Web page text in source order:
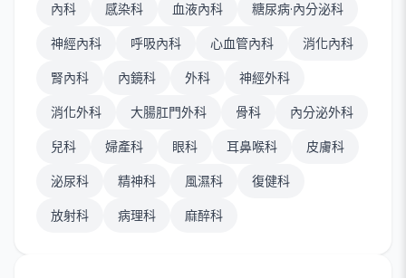
內科 感染科 血液內科 糖尿病·內分泌科
神經內科 呼吸內科 心血管內科 消化內科
腎內科 內鏡科 外科 神經外科
消化外科 大腸肛門外科 骨科 內分泌外科
兒科 婦產科 眼科 耳鼻喉科 皮膚科
泌尿科 精神科 風濕科 復健科
放射科 病理科 麻醉科